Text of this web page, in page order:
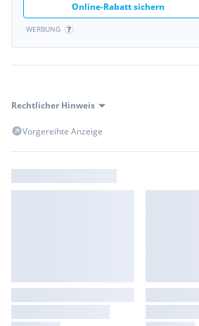
Online-Rabatt sichern
WERBUNG
Rechtlicher Hinweis
Vorgereihte Anzeige